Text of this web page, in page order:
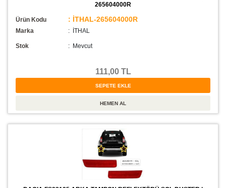
265604000R
Ürün Kodu : İTHAL-265604000R
Marka : İTHAL
Stok : Mevcut
111,00 TL